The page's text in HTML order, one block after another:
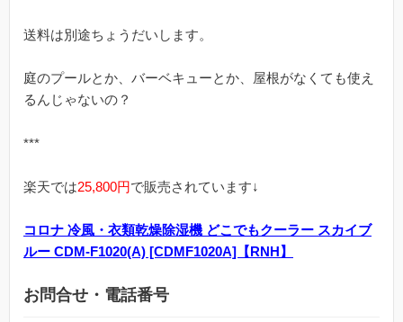
送料は別途ちょうだいします。
庭のプールとか、バーベキューとか、屋根がなくても使え
るんじゃないの？
***
楽天では25,800円で販売されています↓
コロナ 冷風・衣類乾燥除湿機 どこでもクーラー スカイブ
ルー CDM-F1020(A) [CDMF1020A]【RNH】
お問合せ・電話番号